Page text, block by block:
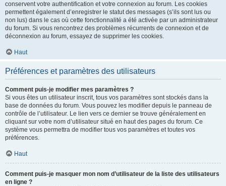
conservent votre authentification et votre connexion au forum. Les cookies
permettent également d’enregistrer le statut des messages (s’ils sont lus ou
non lus) dans le cas où cette fonctionnalité a été activée par un administrateur
du forum. Si vous rencontrez des problèmes récurrents de connexion et de
déconnexion au forum, essayez de supprimer les cookies.
Haut
Préférences et paramètres des utilisateurs
Comment puis-je modifier mes paramètres ?
Si vous êtes un utilisateur inscrit, tous vos paramètres sont stockés dans la
base de données du forum. Vous pouvez les modifier depuis le panneau de
contrôle de l’utilisateur. Le lien vers ce dernier se trouve généralement en
cliquant sur votre nom d’utilisateur situé en haut des pages du forum. Ce
système vous permettra de modifier tous vos paramètres et toutes vos
préférences.
Haut
Comment puis-je masquer mon nom d’utilisateur de la liste des utilisateurs
en ligne ?